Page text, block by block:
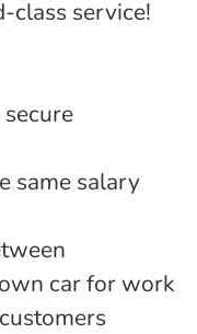
class service!
same salary
car for work